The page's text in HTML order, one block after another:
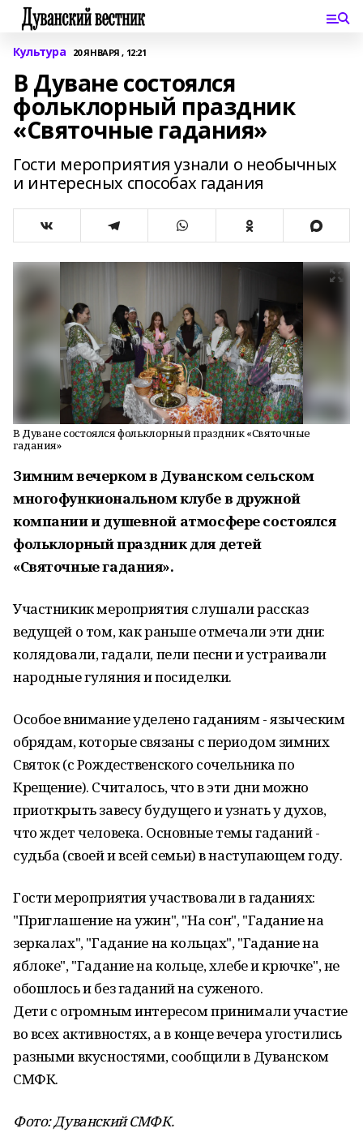
Культура 20 ЯНВАРЯ , 12:21
В Дуване состоялся
фольклорный праздник
«Святочные гадания»
Гости мероприятия узнали о необычных
и интересных способах гадания
В Дуване состоялся фольклорный праздник «Святочные
гадания»
Зимним вечерком в Дуванском сельском
многофункиональном клубе в дружной
компании и душевной атмосфере состоялся
фольклорный праздник для детей
«Святочные гадания».
Участникик мероприятия слушали рассказ
ведущей о том, как раньше отмечали эти дни:
колядовали, гадали, пели песни и устраивали
народные гуляния и посиделки.
Особое внимание уделено гаданиям - языческим
обрядам, которые связаны с периодом зимних
Святок (с Рождественского сочельника по
Крещение). Считалось, что в эти дни можно
приоткрыть завесу будущего и узнать у духов,
что ждет человека. Основные темы гаданий -
судьба (своей и всей семьи) в наступающем году.
Гости мероприятия участвовали в гаданиях:
"Приглашение на ужин", "На сон", "Гадание на
зеркалах", "Гадание на кольцах", "Гадание на
яблоке", "Гадание на кольце, хлебе и крючке", не
обошлось и без гаданий на суженого.
Дети с огромным интересом принимали участие
во всех активностях, а в конце вечера угостились
разными вкусностями, сообщили в Дуванском
СМФК.
Фото: Дуванский СМФК.